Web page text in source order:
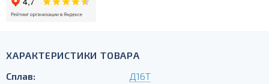
ХАРАКТЕРИСТИКИ ТОВАРА
Сплав:
Д16Т